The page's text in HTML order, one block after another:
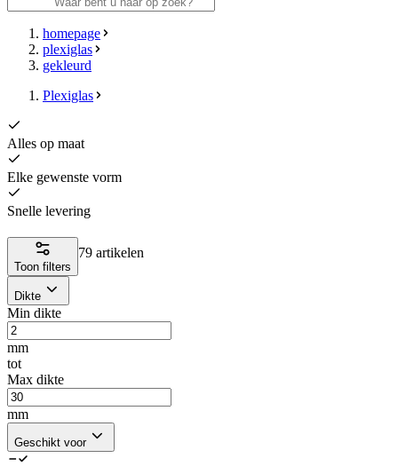
homepage
plexiglas
gekleurd
Plexiglas
Alles op maat
Elke gewenste vorm
Snelle levering
Toon filters
79 artikelen
Dikte
Min dikte
mm
tot
Max dikte
mm
Geschikt voor